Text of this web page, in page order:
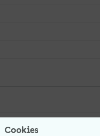
Cookies